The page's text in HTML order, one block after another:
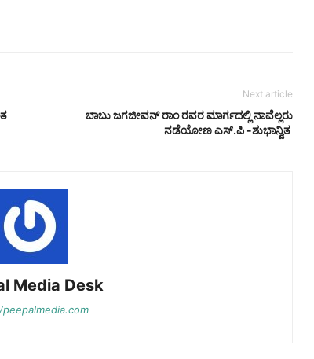
Next article
ಬಾಬು ಜಗಜೀವನ್ ರಾಂ ರವರ ಮಾರ್ಗದಲ್ಲಿ ನಾವೆಲ್ಲರು
ನಡೆಯೋಣ ಎಸ್.ಪಿ -ಶುಭಾನ್ವಿತ
Media Desk